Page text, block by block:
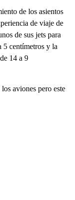
de los asientos
de viaje de
de sus jets para
5 centímetros y la
14 a 9
aviones pero este